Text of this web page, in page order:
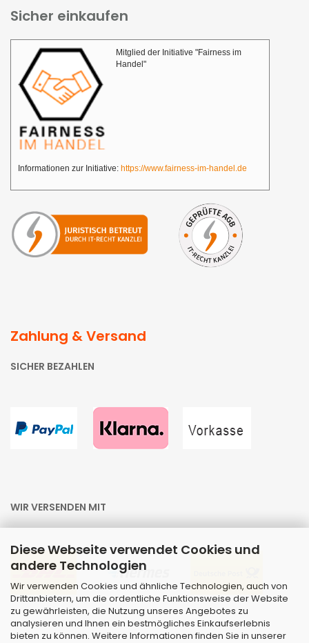
Diese Webseite verwendet Cookies und
andere Technologien
Wir verwenden Cookies und ähnliche Technologien, auch von
Drittanbietern, um die ordentliche Funktionsweise der Website
zu gewährleisten, die Nutzung unseres Angebotes zu
analysieren und Ihnen ein bestmögliches Einkaufserlebnis
bieten zu können. Weitere Informationen finden Sie in unserer
Sicher einkaufen
Mitglied der Initiative "Fairness im
Handel"
Informationen zur Initiative: https://www.fairness-im-handel.de
Zahlung & Versand
SICHER BEZAHLEN
WIR VERSENDEN MIT